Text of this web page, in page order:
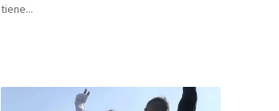
tiene...